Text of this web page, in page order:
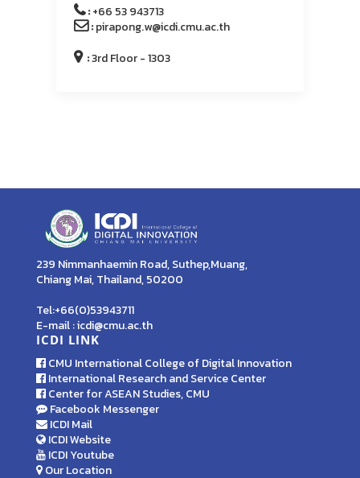
:+66 53 943713
:pirapong.w@icdi.cmu.ac.th
:3rd Floor - 1303
239 Nimmanhaemin Road, Suthep,Muang,
Chiang Mai, Thailand, 50200
Tel:+66(0)53943711
E-mail : icdi@cmu.ac.th
ICDI LINK
CMU International College of Digital Innovation
International Research and Service Center
Center for ASEAN Studies, CMU
Facebook Messenger
ICDI Mail
ICDI Website
ICDI Youtube
Our Location